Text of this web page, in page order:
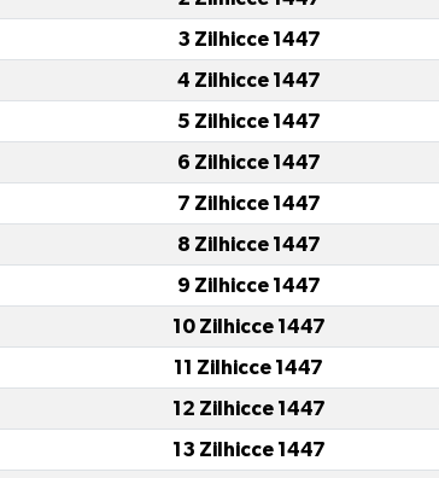
3 Zilhicce 1447
4 Zilhicce 1447
5 Zilhicce 1447
6 Zilhicce 1447
7 Zilhicce 1447
8 Zilhicce 1447
9 Zilhicce 1447
10 Zilhicce 1447
11 Zilhicce 1447
12 Zilhicce 1447
13 Zilhicce 1447